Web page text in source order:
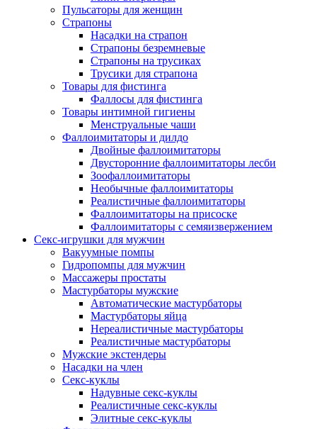
Пульсаторы для женщин
Страпоны
Насадки на страпон
Страпоны безремневые
Страпоны на трусиках
Трусики для страпона
Товары для фистинга
Фаллосы для фистинга
Товары интимной гигиены
Менструальные чаши
Фаллоимитаторы и дилдо
Двойные фаллоимитаторы
Двусторонние фаллоимитаторы лесби
Зоофаллоимитаторы
Необычные фаллоимитаторы
Реалистичные фаллоимитаторы
Фаллоимитаторы на присоске
Фаллоимитаторы с семяизвержением
Секс-игрушки для мужчин
Вакуумные помпы
Гидропомпы для мужчин
Массажеры простаты
Мастурбаторы мужские
Автоматические мастурбаторы
Мастурбаторы яйца
Нереалистичные мастурбаторы
Реалистичные мастурбаторы
Мужские экстендеры
Насадки на член
Секс-куклы
Надувные секс-куклы
Реалистичные секс-куклы
Элитные секс-куклы